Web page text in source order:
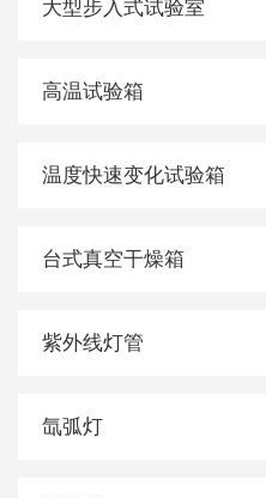
大型步入式试验室
高温试验箱
温度快速变化试验箱
台式真空干燥箱
紫外线灯管
氙弧灯